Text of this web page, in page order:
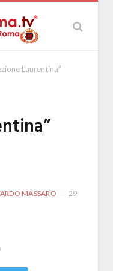
Laurentina”
MASSARO 29